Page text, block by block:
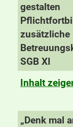
gestalten
zusätzliche
SGB XI
Inhalt
„Denk mal